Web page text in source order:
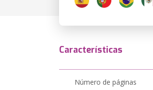
Características
Número de páginas